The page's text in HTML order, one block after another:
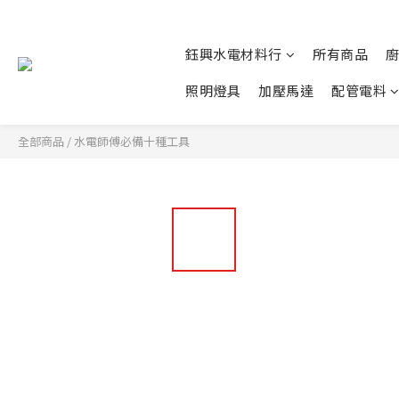
鈺興水電材料行 所有商品
照明燈具
加壓馬達 配管電料
全部商品 / 水電師傅必備十種工具